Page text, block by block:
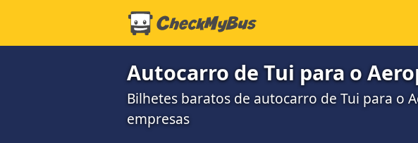
Autocarro de Tui para o
Bilhetes baratos de autocarro de Tui para o
empresas